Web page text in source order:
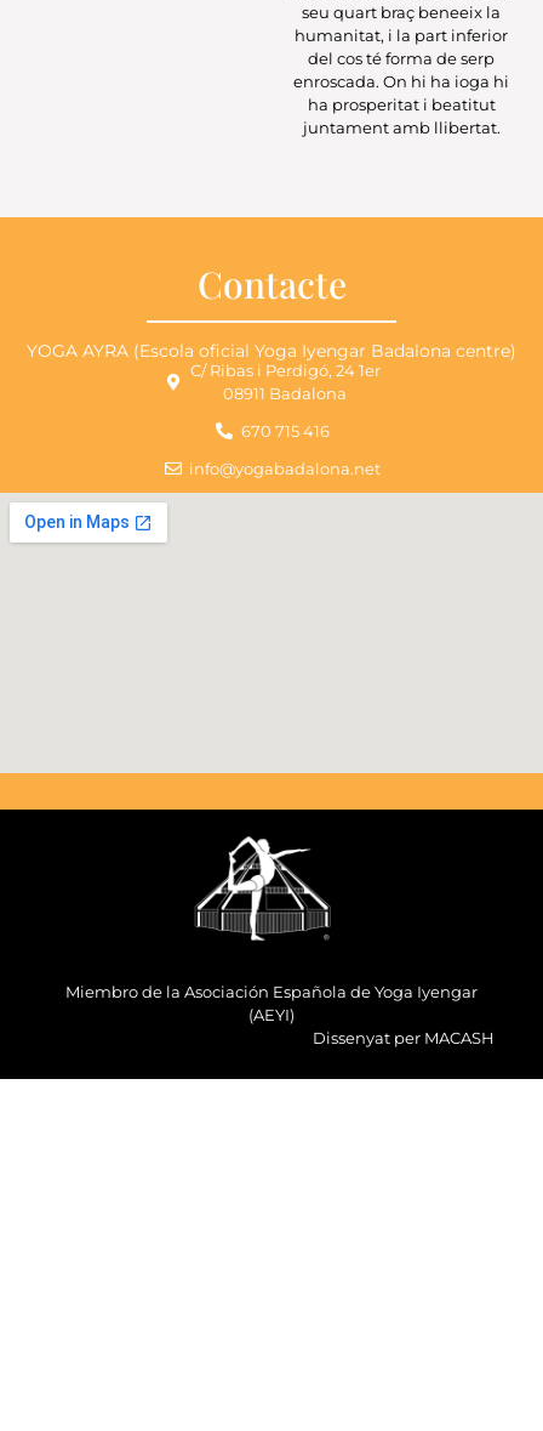
seu quart braç beneeix la
humanitat, i la part inferior
del cos té forma de serp
enroscada. On hi ha ioga hi
ha prosperitat i beatitut
juntament amb llibertat.
Contacte
YOGA AYRA (Escola oficial Yoga Iyengar Badalona centre)
C/ Ribas i Perdigó, 24 1er
08911 Badalona
670 715 416
info@yogabadalona.net
Miembro de la Asociación Española de Yoga Iyengar
(AEYI)
Dissenyat per MACASH